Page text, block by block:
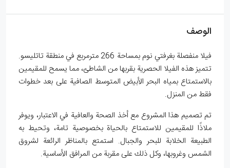
الوصف
فيلا منفصلة بغرفتي نوم بمساحة 266 مترمربع في منطقة تاتليسو.
تتميز هذه الفيلا الحصرية بقربها من الشاطئ، مما يسمح للمقيمين
بالاستمتاع بمياه البحر الأبيض المتوسط الصافية على بعد خطوات
فقط من المنزل.
تم تصميم هذا المشروع مع أخذ الصحة والعافية في الاعتبار، ويوفر
ملاذًا للمقيمين للاستمتاع بالحياة بخصوصية تامة، وتحيط به
الطبيعة الخلابة للبحر والجبال. استمتع بالمناظر الرائعة لشروق
الشمس وغروبها، وكل ذلك على مقربة من المرافق الأساسية.